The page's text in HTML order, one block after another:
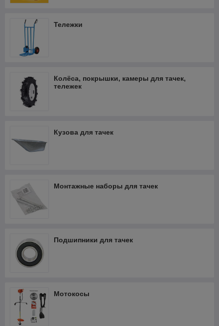
Тележки
Колёса, покрышки, камеры для тачек,
тележек
Кузова для тачек
Монтажные наборы для тачек
Подшипники для тачек
Мотокосы